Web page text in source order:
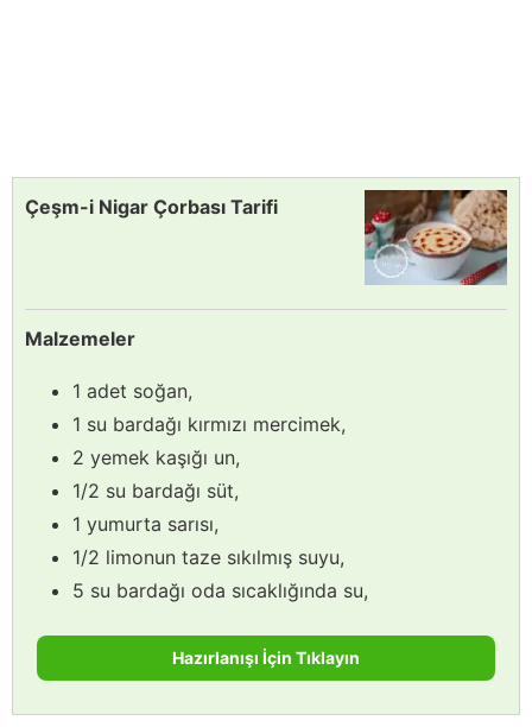
Çeşm-i Nigar Çorbası Tarifi
Malzemeler
1 adet soğan,
1 su bardağı kırmızı mercimek,
2 yemek kaşığı un,
1/2 su bardağı süt,
1 yumurta sarısı,
1/2 limonun taze sıkılmış suyu,
5 su bardağı oda sıcaklığında su,
Hazırlanışı İçin Tıklayın